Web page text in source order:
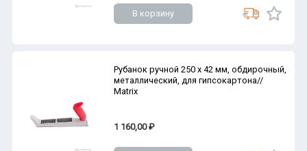
В корзину
Рубанок ручной 250 х 42 мм, обдирочный,
металлический, для гипсокартона//
Matrix
1 160,00 ₽